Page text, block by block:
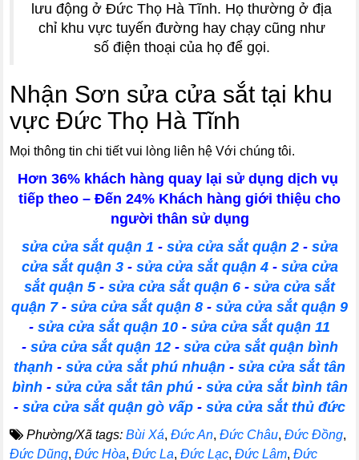
lưu động ở Đức Thọ Hà Tĩnh. Họ thường ở địa
chỉ khu vực tuyến đường hay chạy cũng như
số điện thoại của họ để gọi.
Nhận Sơn sửa cửa sắt tại khu
vực Đức Thọ Hà Tĩnh
Mọi thông tin chi tiết vui lòng liên hệ Với chúng tôi.
Hơn 36% khách hàng quay lại sử dụng dịch vụ
tiếp theo – Đến 24% Khách hàng giới thiệu cho
người thân sử dụng
sửa cửa sắt quận 1 - sửa cửa sắt quận 2- sửa
cửa sắt quận 3- sửa cửa sắt quận 4- sửa cửa
sắt quận 5- sửa cửa sắt quận 6 - sửa cửa sắt
quận 7- sửa cửa sắt quận 8 - sửa cửa sắt quận 9
- sửa cửa sắt quận 10 - sửa cửa sắt quận 11
- sửa cửa sắt quận 12- sửa cửa sắt quận bình
thạnh - sửa cửa sắt phú nhuận - sửa cửa sắt tân
bình- sửa cửa sắt tân phú- sửa cửa sắt bình tân
- sửa cửa sắt quận gò vấp - sửa cửa sắt thủ đức
Phường/Xã tags: Bùi Xá,Đức An,Đức Châu,Đức Đồng,
Đức Dũng,Đức Hòa,Đức La,Đức Lạc,Đức Lâm,Đức